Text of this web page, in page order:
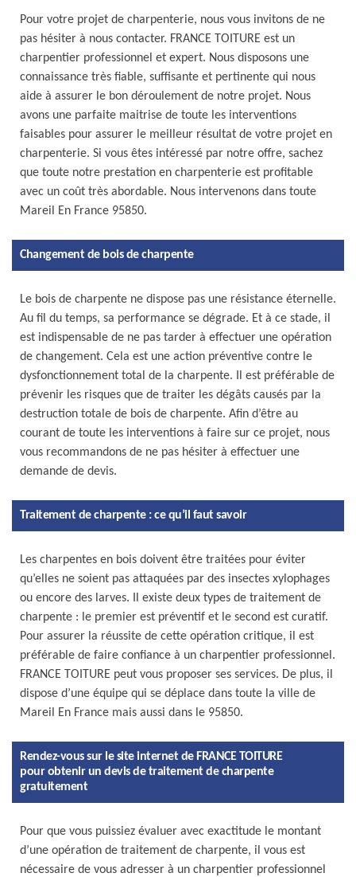
Pour votre projet de charpenterie, nous vous invitons de ne
pas hésiter à nous contacter. FRANCE TOITURE est un
charpentier professionnel et expert. Nous disposons une
connaissance très fiable, suffisante et pertinente qui nous
aide à assurer le bon déroulement de notre projet. Nous
avons une parfaite maitrise de toute les interventions
faisables pour assurer le meilleur résultat de votre projet en
charpenterie. Si vous êtes intéressé par notre offre, sachez
que toute notre prestation en charpenterie est profitable
avec un coût très abordable. Nous intervenons dans toute
Mareil En France 95850.
Changement de bois de charpente
Le bois de charpente ne dispose pas une résistance éternelle.
Au fil du temps, sa performance se dégrade. Et à ce stade, il
est indispensable de ne pas tarder à effectuer une opération
de changement. Cela est une action préventive contre le
dysfonctionnement total de la charpente. Il est préférable de
prévenir les risques que de traiter les dégâts causés par la
destruction totale de bois de charpente. Afin d’être au
courant de toute les interventions à faire sur ce projet, nous
vous recommandons de ne pas hésiter à effectuer une
demande de devis.
Traitement de charpente : ce qu’il faut savoir
Les charpentes en bois doivent être traitées pour éviter
qu’elles ne soient pas attaquées par des insectes xylophages
ou encore des larves. Il existe deux types de traitement de
charpente : le premier est préventif et le second est curatif.
Pour assurer la réussite de cette opération critique, il est
préférable de faire confiance à un charpentier professionnel.
FRANCE TOITURE peut vous proposer ses services. De plus, il
dispose d’une équipe qui se déplace dans toute la ville de
Mareil En France mais aussi dans le 95850.
Rendez-vous sur le site internet de FRANCE TOITURE
pour obtenir un devis de traitement de charpente
gratuitement
Pour que vous puissiez évaluer avec exactitude le montant
d’une opération de traitement de charpente, il vous est
nécessaire de vous adresser à un charpentier professionnel